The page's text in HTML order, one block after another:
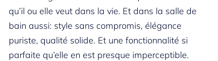
qu’il ou elle veut dans la vie. Et dans la salle de
bain aussi: style sans compromis, élégance
puriste, qualité solide. Et une fonctionnalité si
parfaite qu’elle en est presque imperceptible.